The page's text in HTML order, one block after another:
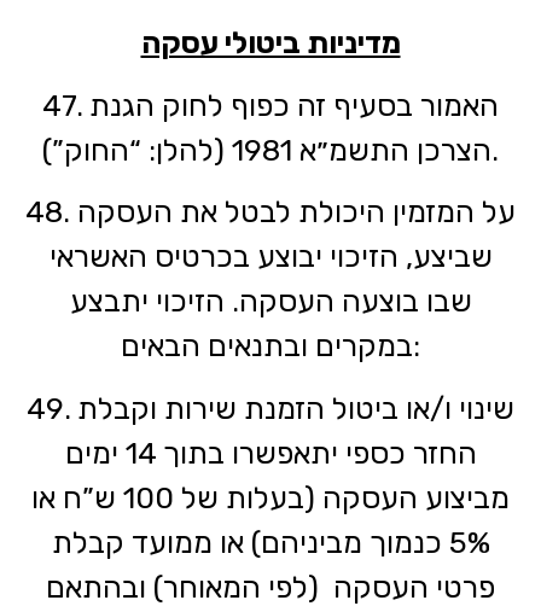
מדיניות ביטולי עסקה
47. האמור בסעיף זה כפוף לחוק הגנת
הצרכן התשמ״א 1981 (להלן: “החוק”).
48. על המזמין היכולת לבטל את העסקה
שביצע, הזיכוי יבוצע בכרטיס האשראי
שבו בוצעה העסקה. הזיכוי יתבצע
במקרים ובתנאים הבאים:
49. שינוי ו/או ביטול הזמנת שירות וקבלת
החזר כספי יתאפשרו בתוך 14 ימים
מביצוע העסקה (בעלות של 100 ש”ח או
5% כנמוך מביניהם) או ממועד קבלת
פרטי העסקה (לפי המאוחר) ובהתאם